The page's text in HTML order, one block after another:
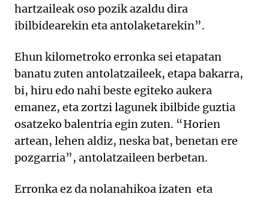
hartzaileak oso pozik azaldu dira
ibilbidearekin eta antolaketarekin”.
Ehun kilometroko erronka sei etapatan
banatu zuten antolatzaileek, etapa bakarra,
bi, hiru edo nahi beste egiteko aukera
emanez, eta zortzi lagunek ibilbide guztia
osatzeko balentria egin zuten. “Horien
artean, lehen aldiz, neska bat, benetan ere
pozgarria”, antolatzaileen berbetan.
Erronka ez da nolanahikoa izaten eta